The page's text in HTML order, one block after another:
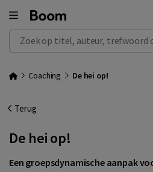
Zoek op titel, auteur, trefwoord of
Coaching De hei op!
Terug
De hei op!
Een groepsdynamische aanpak